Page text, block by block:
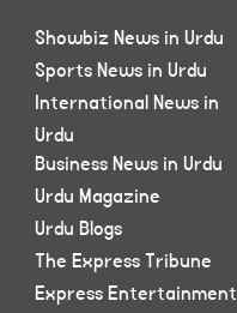
Showbiz News in Urdu
Sports News in Urdu
International News in
Urdu
Business News in Urdu
Urdu Magazine
Urdu Blogs
The Express Tribune
Express Entertainment